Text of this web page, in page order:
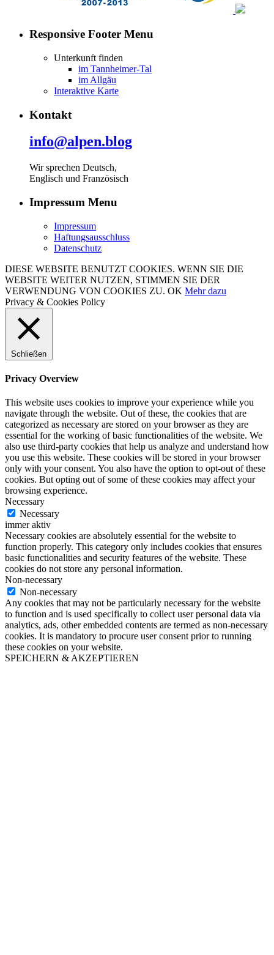
Responsive Footer Menu
Unterkunft finden
im Tannheimer-Tal
im Allgäu
Interaktive Karte
Kontakt
info@alpen.blog
Wir sprechen Deutsch,
Englisch und Französisch
Impressum Menu
Impressum
Haftungsausschluss
Datenschutz
DIESE WEBSITE BENUTZT COOKIES. WENN SIE DIE
WEBSITE WEITER NUTZEN, STIMMEN SIE DER
VERWENDUNG VON COOKIES ZU. OK Mehr dazu
Privacy & Cookies Policy
Schließen
Privacy Overview
This website uses cookies to improve your experience while you
navigate through the website. Out of these, the cookies that are
categorized as necessary are stored on your browser as they are
essential for the working of basic functionalities of the website. We
also use third-party cookies that help us analyze and understand how
you use this website. These cookies will be stored in your browser
only with your consent. You also have the option to opt-out of these
cookies. But opting out of some of these cookies may affect your
browsing experience.
Necessary
Necessary
immer aktiv
Necessary cookies are absolutely essential for the website to
function properly. This category only includes cookies that ensures
basic functionalities and security features of the website. These
cookies do not store any personal information.
Non-necessary
Non-necessary
Any cookies that may not be particularly necessary for the website
to function and is used specifically to collect user personal data via
analytics, ads, other embedded contents are termed as non-necessary
cookies. It is mandatory to procure user consent prior to running
these cookies on your website.
SPEICHERN & AKZEPTIEREN